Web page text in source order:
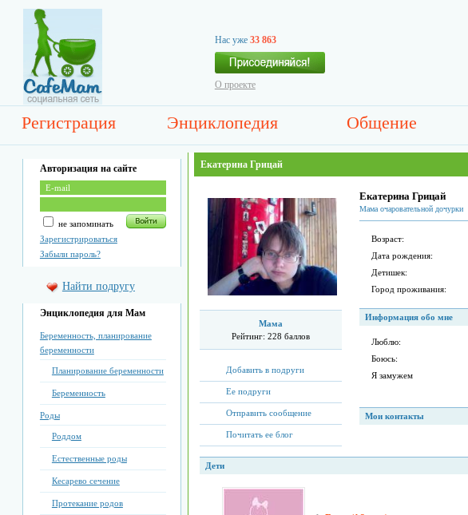
Нас уже 33 863
О проекте
Регистрация Энциклопедия Общение
Авторизация на сайте
не запоминать
Зарегистрироваться
Забыли пароль?
Найти подругу
Энциклопедия для Мам
Беременность, планирование
беременности
Планирование беременности
Беременность
Роды
Роддом
Естественные роды
Кесарево сечение
Протекание родов
Екатерина Грицай
Мама
Рейтинг: 228 баллов
Добавить в подруги
Ее подруги
Отправить сообщение
Почитать ее блог
Екатерина Грицай
Мама очаровательной дочурки
Возраст:
Дата рождения:
Детишек:
Город проживания:
Информация обо мне
Люблю:
Боюсь:
Я замужем
Мои контакты
Дети